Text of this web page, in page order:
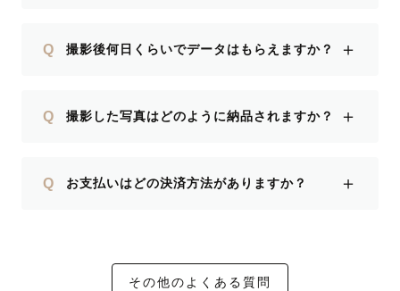
Q 撮影後何日くらいでデータはもらえますか？ ＋
Q 撮影した写真はどのように納品されますか？ ＋
Q お支払いはどの決済方法がありますか？ ＋
その他のよくある質問